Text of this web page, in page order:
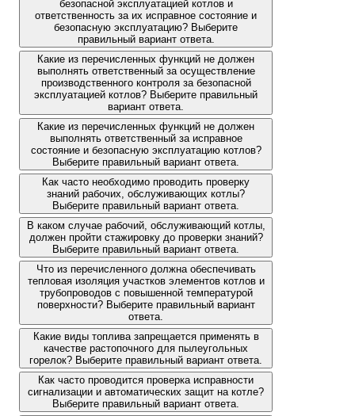
безопасной эксплуатацией котлов и
ответственность за их исправное состояние и
безопасную эксплуатацию? Выберите
правильный вариант ответа.
Какие из перечисленных функций не должен
выполнять ответственный за осуществление
производственного контроля за безопасной
эксплуатацией котлов? Выберите правильный
вариант ответа.
Какие из перечисленных функций не должен
выполнять ответственный за исправное
состояние и безопасную эксплуатацию котлов?
Выберите правильный вариант ответа.
Как часто необходимо проводить проверку
знаний рабочих, обслуживающих котлы?
Выберите правильный вариант ответа.
В каком случае рабочий, обслуживающий котлы,
должен пройти стажировку до проверки знаний?
Выберите правильный вариант ответа.
Что из перечисленного должна обеспечивать
тепловая изоляция участков элементов котлов и
трубопроводов с повышенной температурой
поверхности? Выберите правильный вариант
ответа.
Какие виды топлива запрещается применять в
качестве растопочного для пылеугольных
горелок? Выберите правильный вариант ответа.
Как часто проводится проверка исправности
сигнализации и автоматических защит на котле?
Выберите правильный вариант ответа.